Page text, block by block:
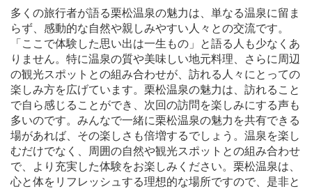
多くの旅行者が語る栗松温泉の魅力は、単なる温泉に留ま
らず、感動的な自然や親しみやすい人々との交流です。
「ここで体験した思い出は一生もの」と語る人も少なくあ
りません。特に温泉の質や美味しい地元料理、さらに周辺
の観光スポットとの組み合わせが、訪れる人々にとっての
楽しみ方を広げています。栗松温泉の魅力は、訪れること
で自ら感じることができ、次回の訪問を楽しみにする声も
多いのです。みんなで一緒に栗松温泉の魅力を共有できる
場があれば、その楽しさも倍増するでしょう。温泉を楽し
むだけでなく、周囲の自然や観光スポットとの組み合わせ
で、より充実した体験をお楽しみください。栗松温泉は、
心と体をリフレッシュする理想的な場所ですので、是非と